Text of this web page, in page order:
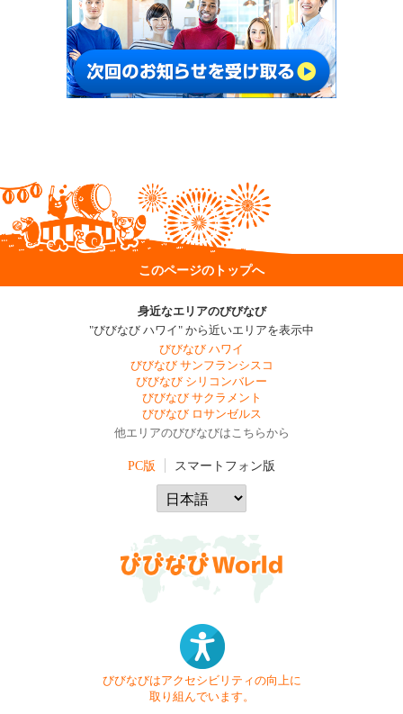
このページのトップへ
身近なエリアのびびなび
"びびなび ハワイ" から近いエリアを表示中
びびなび ハワイ
びびなび サンフランシスコ
びびなび シリコンバレー
びびなび サクラメント
びびなび ロサンゼルス
他エリアのびびなびはこちらから
PC版 スマートフォン版
びびなびはアクセシビリティの向上に
取り組んでいます。